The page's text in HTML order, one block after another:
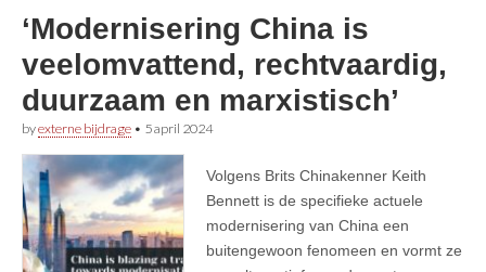
‘Modernisering China is
veelomvattend, rechtvaardig,
duurzaam en marxistisch’
byexterne bijdrage • 5 april 2024
Volgens Brits Chinakenner Keith
Bennett is de specifieke actuele
modernisering van China een
buitengewoon fenomeen en vormt ze